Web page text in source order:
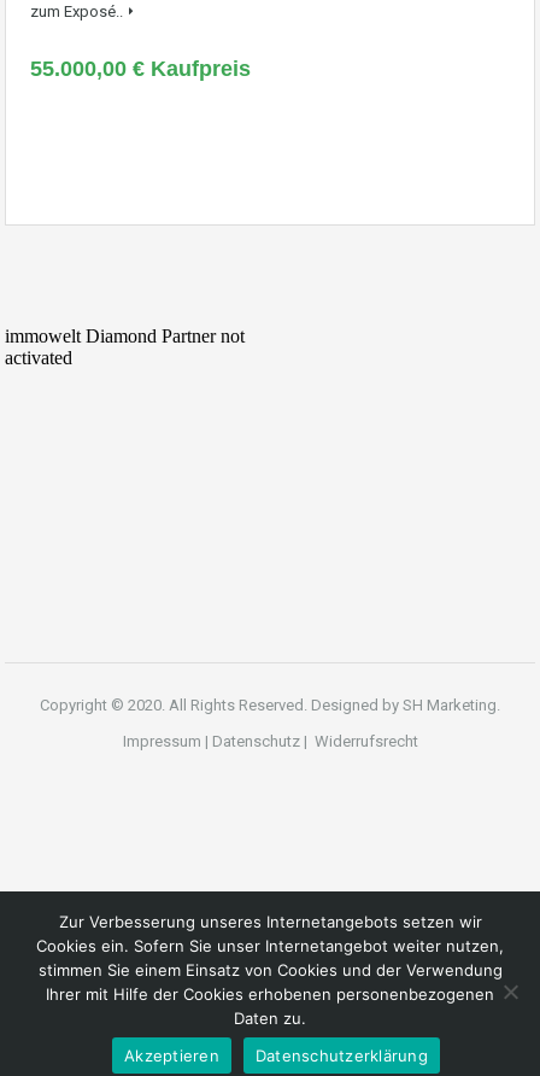
zum Exposé..
55.000,00 € Kaufpreis
Copyright © 2020. All Rights Reserved. Designed by SH Marketing.
Impressum | Datenschutz| Widerrufsrecht
Zur Verbesserung unseres Internetangebots setzen wir
Cookies ein. Sofern Sie unser Internetangebot weiter nutzen,
stimmen Sie einem Einsatz von Cookies und der Verwendung
Ihrer mit Hilfe der Cookies erhobenen personenbezogenen
Daten zu.
Akzeptieren
Datenschutzerklärung